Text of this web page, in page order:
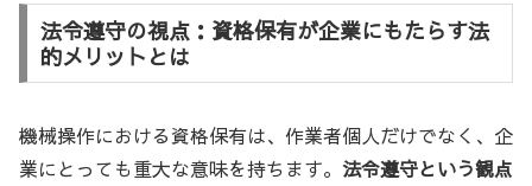
法令遵守の視点：資格保有が企業にもたらす法
的メリットとは
機械操作における資格保有は、作業者個人だけでなく、企
業にとっても重大な意味を持ちます。 法令遵守という観点